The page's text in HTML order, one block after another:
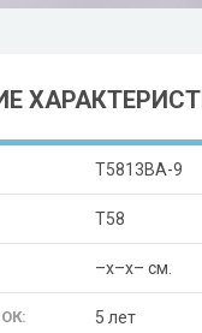
T5813BA-9
T58
–x–x– см.
5 лет